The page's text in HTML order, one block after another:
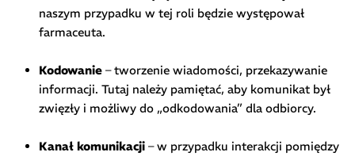
naszym przypadku w tej roli będzie występował
farmaceuta.
Kodowanie– tworzenie wiadomości, przekazywanie
informacji. Tutaj należy pamiętać, aby komunikat był
zwięzły i możliwy do „odkodowania” dla odbiorcy.
Kanał komunikacji– w przypadku interakcji pomiędzy